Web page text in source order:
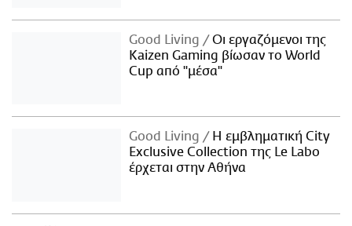
Good Living
Οι εργαζόμενοι της
Kaizen Gaming βίωσαν το World
Cup από "μέσα"
Good Living
Η εμβληματική City
Exclusive Collection της Le Labo
έρχεται στην Αθήνα